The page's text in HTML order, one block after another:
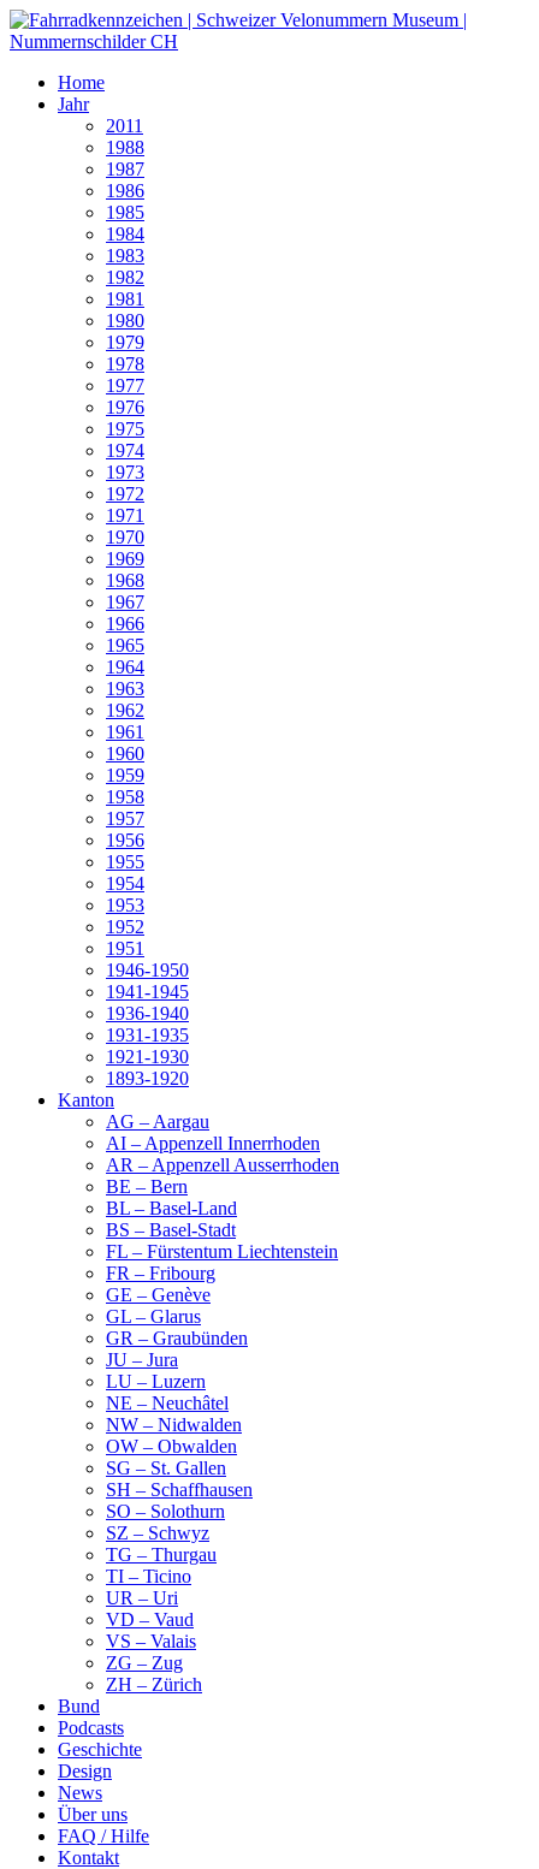
Home
Jahr
2011
1988
1987
1986
1985
1984
1983
1982
1981
1980
1979
1978
1977
1976
1975
1974
1973
1972
1971
1970
1969
1968
1967
1966
1965
1964
1963
1962
1961
1960
1959
1958
1957
1956
1955
1954
1953
1952
1951
1946-1950
1941-1945
1936-1940
1931-1935
1921-1930
1893-1920
Kanton
AG – Aargau
AI – Appenzell Innerrhoden
AR – Appenzell Ausserrhoden
BE – Bern
BL – Basel-Land
BS – Basel-Stadt
FL – Fürstentum Liechtenstein
FR – Fribourg
GE – Genève
GL – Glarus
GR – Graubünden
JU – Jura
LU – Luzern
NE – Neuchâtel
NW – Nidwalden
OW – Obwalden
SG – St. Gallen
SH – Schaffhausen
SO – Solothurn
SZ – Schwyz
TG – Thurgau
TI – Ticino
UR – Uri
VD – Vaud
VS – Valais
ZG – Zug
ZH – Zürich
Bund
Podcasts
Geschichte
Design
News
Über uns
FAQ / Hilfe
Kontakt